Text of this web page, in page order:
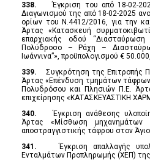
338.Έγκριση του από 18-02-
Διαγωνισμού της από 18-02-2025
ορίων του Ν.4412/2016, για την
Άρτας «Κατασκευή
επαρχιακής οδού
Πολύδροσο – Ράχη –
Ιωάννινα”», προϋπολογισμού €
339.Συγκρότηση της Επιτροπής
Άρτας «Επένδυση τμημάτων
Πολυδρόσου και Πλησιών Π.Ε.
επιχείρησης «ΚΑΤΑΣΚΕΥΑΣΤΙΚΗ
340.Έγκριση ανάθεσης
Άρτας «Μίσθωση μηχανημάτων
αποστραγγιστικής τάφρου στον
341.Έγκριση απαλλαγής
Ενταλμάτων Προπληρωμής (ΧΕΠ)